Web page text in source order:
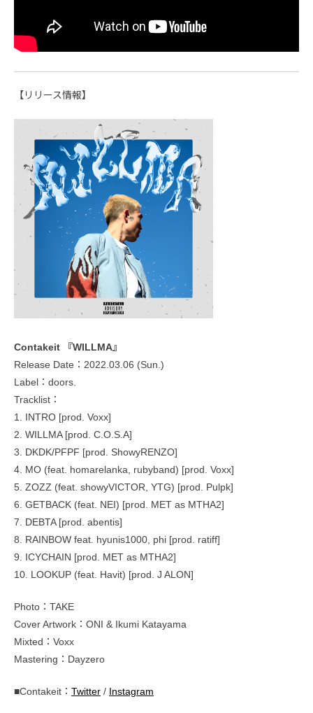
【リリース情報】
Contakeit 『WILLMA』
Release Date：2022.03.06 (Sun.)
Label：doors.
Tracklist：
1. INTRO [prod. Voxx]
2. WILLMA [prod. C.O.S.A]
3. DKDK/PFPF [prod. ShowyRENZO]
4. MO (feat. homarelanka, rubyband) [prod. Voxx]
5. ZOZZ (feat. showyVICTOR, YTG) [prod. Pulpk]
6. GETBACK (feat. NEI) [prod. MET as MTHA2]
7. DEBTA [prod. abentis]
8. RAINBOW feat. hyunis1000, phi [prod. ratiff]
9. ICYCHAIN [prod. MET as MTHA2]
10. LOOKUP (feat. Havit) [prod. J ALON]
Photo：TAKE
Cover Artwork：ONI & Ikumi Katayama
Mixted：Voxx
Mastering：Dayzero
■Contakeit： Twitter / Instagram